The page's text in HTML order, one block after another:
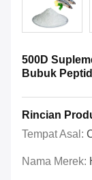
500D
Bubuk
Rincian
Tempat Asal:
Nama Merek: